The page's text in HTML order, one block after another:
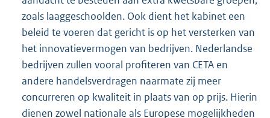
zoals laaggeschoolden. Ook dient het kabinet een
beleid te voeren dat gericht is op het versterken van
het innovatievermogen van bedrijven. Nederlandse
bedrijven zullen vooral profiteren van CETA en
andere handelsverdragen naarmate zij meer
concurreren op kwaliteit in plaats van op prijs. Hierin
dienen zowel nationale als Europese mogelijkheden